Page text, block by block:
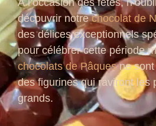
À l’occasion des fêtes,
découvrir notrechocolat de
des délices exceptionnels
pour célébrer cette période
chocolats de Pâquesne sont
des figurines qui raviront les
grands.